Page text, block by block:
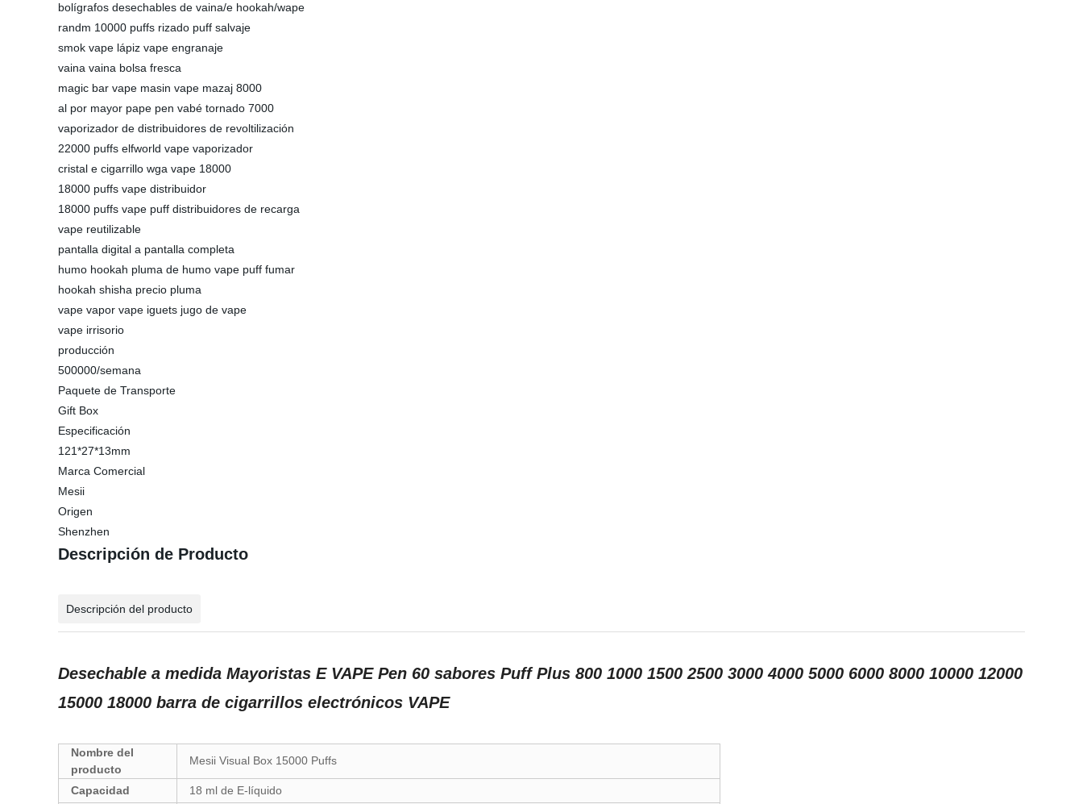
bolígrafos desechables de vaina/e hookah/wape
randm 10000 puffs rizado puff salvaje
smok vape lápiz vape engranaje
vaina vaina bolsa fresca
magic bar vape masin vape mazaj 8000
al por mayor pape pen vabé tornado 7000
vaporizador de distribuidores de revoltilización
22000 puffs elfworld vape vaporizador
cristal e cigarrillo wga vape 18000
18000 puffs vape distribuidor
18000 puffs vape puff distribuidores de recarga
vape reutilizable
pantalla digital a pantalla completa
humo hookah pluma de humo vape puff fumar
hookah shisha precio pluma
vape vapor vape iguets jugo de vape
vape irrisorio
producción
500000/semana
Paquete de Transporte
Gift Box
Especificación
121*27*13mm
Marca Comercial
Mesii
Origen
Shenzhen
Descripción de Producto
Descripción del producto
Desechable a medida Mayoristas E VAPE Pen 60 sabores Puff Plus 800 1000 1500 2500 3000 4000 5000 6000 8000 10000 12000
15000 18000 barra de cigarrillos electrónicos VAPE
Nombre del
producto
Mesii Visual Box 15000 Puffs
Capacidad
18 ml de E-líquido